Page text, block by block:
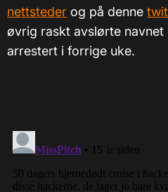
nettsteder og på denne
øvrig raskt avslørte navnet
arrestert i forrige uke.